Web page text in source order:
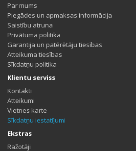
Par mums
Piegādes un apmaksas informācija
Saistību atruna
Privātuma politika
Garantija un patērētāju tiesības
Atteikuma tiesības
Sīkdatņu politika
Klientu serviss
Kontakti
Atteikumi
Vietnes karte
Sīkdatņu iestatījumi
Ekstras
Ražotāji